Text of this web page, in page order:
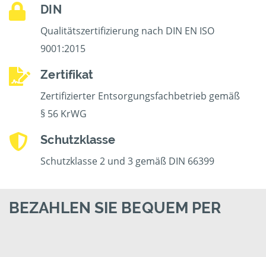
DIN
Qualitätszertifizierung nach DIN EN ISO
9001:2015
Zertifikat
Zertifizierter Entsorgungsfachbetrieb gemäß
§ 56 KrWG
Schutzklasse
Schutzklasse 2 und 3 gemäß DIN 66399
BEZAHLEN SIE BEQUEM PER